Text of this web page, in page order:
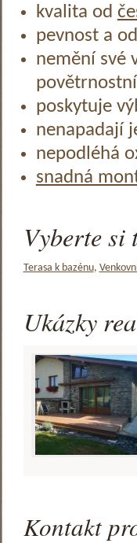
kvalita od
pevnost a
nemění své
poskytuje
nenapadají
nepodléhá
snadná
Vyberte si
Terasa k bazénu,
Ukázky
Kontakt